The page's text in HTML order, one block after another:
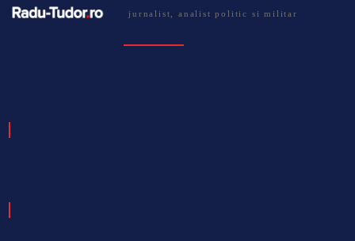
jurnalist, analist politic si militar